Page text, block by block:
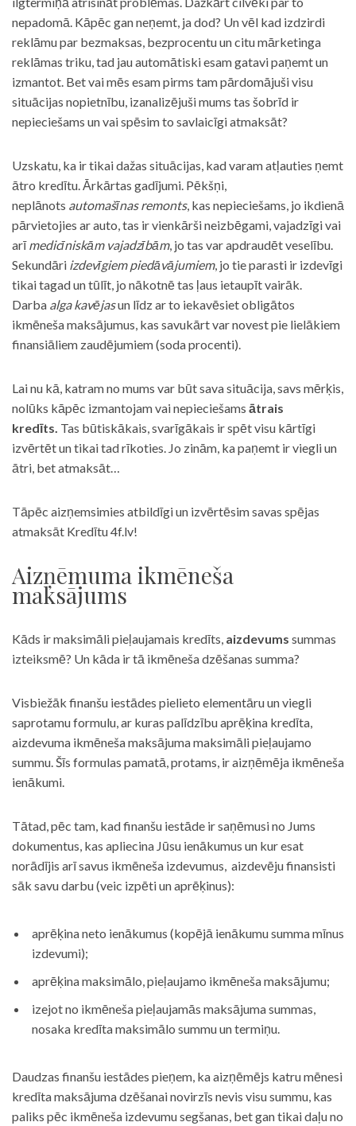
nepadomā. Kāpēc gan neņemt, ja dod? Un vēl kad izdzirdi
reklāmu par bezmaksas, bezprocentu un citu mārketinga
reklāmas triku, tad jau automātiski esam gatavi paņemt un
izmantot. Bet vai mēs esam pirms tam pārdomājuši visu
situācijas nopietnību, izanalizējuši mums tas šobrīd ir
nepieciešams un vai spēsim to savlaicīgi atmaksāt?
Uzskatu, ka ir tikai dažas situācijas, kad varam atļauties ņemt
ātro kredītu. Ārkārtas gadījumi. Pēkšņi,
neplānots automašīnas remonts, kas nepieciešams, jo ikdienā
pārvietojies ar auto, tas ir vienkārši neizbēgami, vajadzīgi vai
arīmedicīniskām vajadzībām, jo tas var apdraudēt veselību.
Sekundāri izdevīgiem piedāvājumiem, jo tie parasti ir izdevīgi
tikai tagad un tūlīt, jo nākotnē tas ļaus ietaupīt vairāk.
Darba alga kavējasun līdz ar to iekavēsiet obligātos
ikmēneša maksājumus, kas savukārt var novest pie lielākiem
finansiāliem zaudējumiem (soda procenti).
Lai nu kā, katram no mums var būt sava situācija, savs mērķis,
nolūks kāpēc izmantojam vai nepieciešams ātrais
kredīts. Tas būtiskākais, svarīgākais ir spēt visu kārtīgi
izvērtēt un tikai tad rīkoties. Jo zinām, ka paņemt ir viegli un
ātri, bet atmaksāt…
Tāpēc aizņemsimies atbildīgi un izvērtēsim savas spējas
atmaksāt Kredītu 4f.lv!
Aizņēmuma ikmēneša
maksājums
Kāds ir maksimāli pieļaujamais kredīts, aizdevums summas
izteiksmē? Un kāda ir tā ikmēneša dzēšanas summa?
Visbiežāk finanšu iestādes pielieto elementāru un viegli
saprotamu formulu, ar kuras palīdzību aprēķina kredīta,
aizdevuma ikmēneša maksājuma maksimāli pieļaujamo
summu. Šīs formulas pamatā, protams, ir aizņēmēja ikmēneša
ienākumi.
Tātad, pēc tam, kad finanšu iestāde ir saņēmusi no Jums
dokumentus, kas apliecina Jūsu ienākumus un kur esat
norādījis arī savus ikmēneša izdevumus, aizdevēju finansisti
sāk savu darbu (veic izpēti un aprēķinus):
aprēķina neto ienākumus (kopējā ienākumu summa mīnus
izdevumi);
aprēķina maksimālo, pieļaujamo ikmēneša maksājumu;
izejot no ikmēneša pieļaujamās maksājuma summas,
nosaka kredīta maksimālo summu un termiņu.
Daudzas finanšu iestādes pieņem, ka aizņēmējs katru mēnesi
kredīta maksājuma dzēšanai novirzīs nevis visu summu, kas
paliks pēc ikmēneša izdevumu segšanas, bet gan tikai daļu no